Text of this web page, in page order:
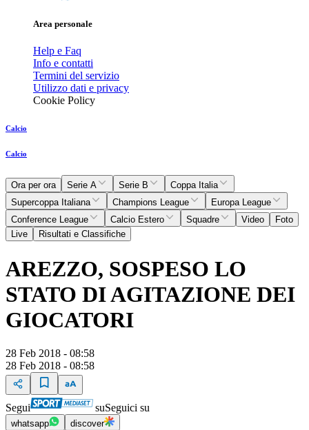
Area personale
Help e Faq
Info e contatti
Termini del servizio
Utilizzo dati e privacy
Cookie Policy
Calcio
Calcio
Ora per ora Serie A Serie B
Coppa Italia
Supercoppa Italiana
Champions League
Europa League
Conference League
Calcio Estero Squadre Video
Foto
Live
Risultati e Classifiche
AREZZO, SOSPESO LO
STATO DI AGITAZIONE DEI
GIOCATORI
28 Feb 2018 - 08:58
28 Feb 2018 - 08:58
Segui suSeguici su
whatsapp discover